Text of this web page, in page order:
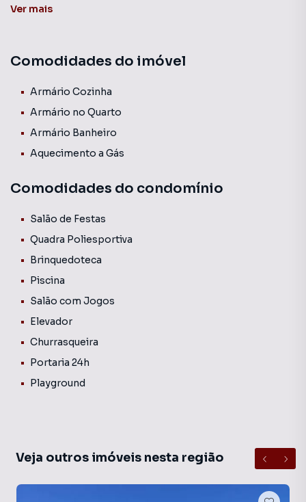
com sofá, painel com televisão e aparelho com todos os
planejado, cooktop, forno geladeira e micro-ondas,
descoberta em frente ao Hall. Sol da manhã. NÃO ACEITA
Condomínio Conta com portaria 24 horas, elevador,
piscina, quadra esportiva, salão de festas, churrasqueira,
conforto em um só lugar.
Ver mais
Comodidades do imóvel
Armário Cozinha
Armário no Quarto
Armário Banheiro
Aquecimento a Gás
Comodidades do condomínio
Salão de Festas
Quadra Poliesportiva
Brinquedoteca
Piscina
Salão com Jogos
Elevador
Churrasqueira
Portaria 24h
Playground
Veja outros imóveis nesta região